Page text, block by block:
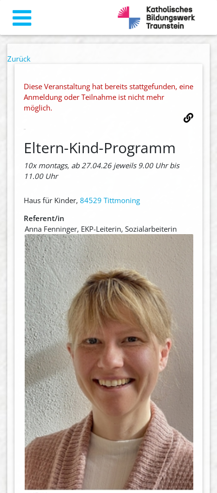
Zurück
Diese Veranstaltung hat bereits stattgefunden, eine
Anmeldung oder Teilnahme ist nicht mehr
möglich.
Eltern-Kind-Programm
10x montags, ab 27.04.26 jeweils 9.00 Uhr bis
11.00 Uhr
Haus für Kinder, 84529 Tittmoning
Referent/in
Anna Fenninger, EKP-Leiterin, Sozialarbeiterin